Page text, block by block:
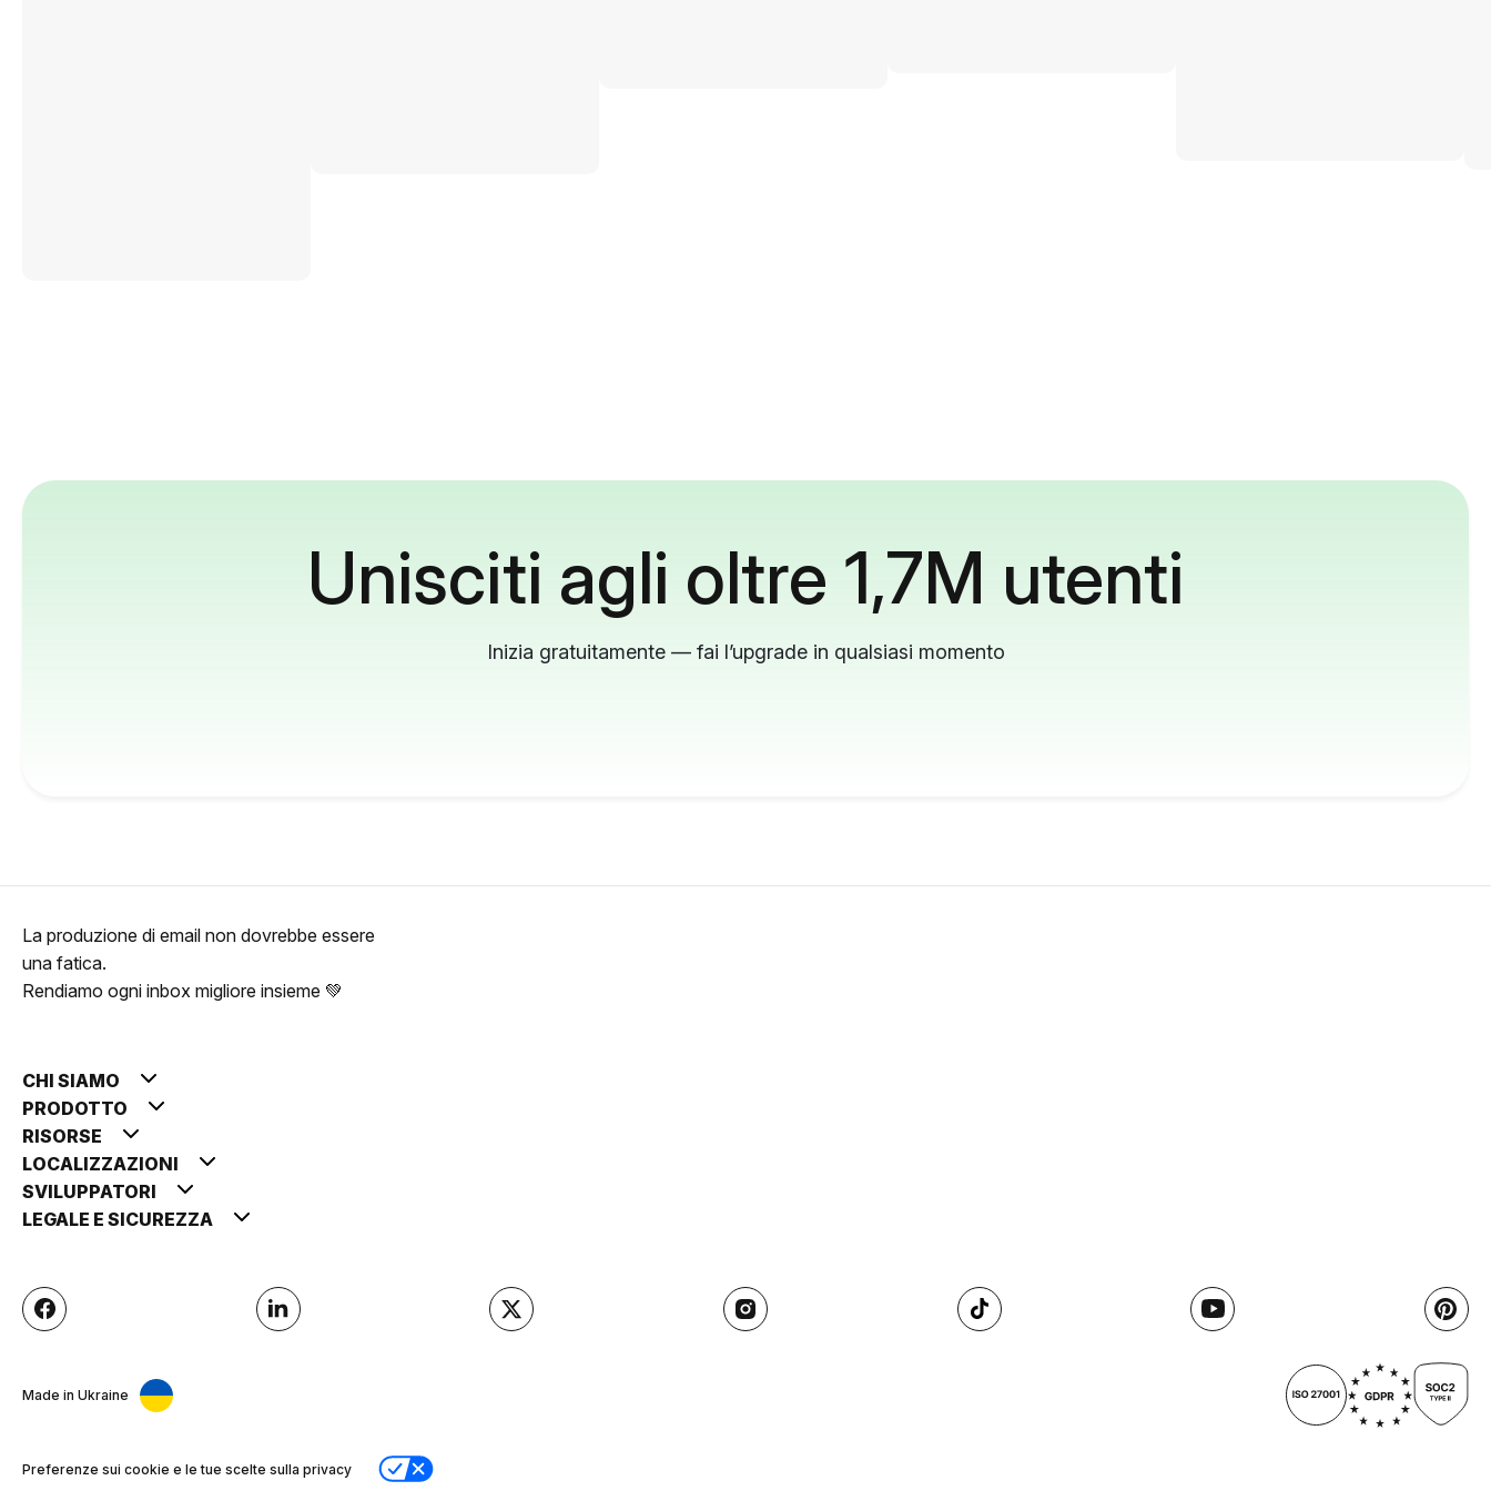
Unisciti agli oltre 1,7M utenti
Inizia gratuitamente — fai l’upgrade in qualsiasi momento
La produzione di email non dovrebbe essere
una fatica.
Rendiamo ogni inbox migliore insieme 💚
CHI SIAMO
PRODOTTO
RISORSE
LOCALIZZAZIONI
SVILUPPATORI
LEGALE E SICUREZZA
Made in Ukraine
Preferenze sui cookie e le tue scelte sulla privacy